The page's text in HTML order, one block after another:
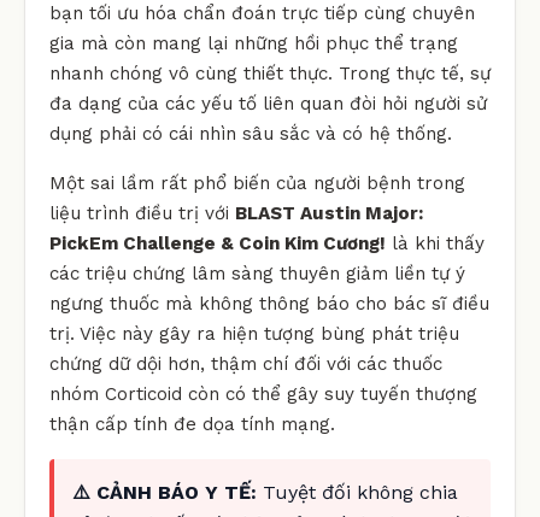
bạn tối ưu hóa chẩn đoán trực tiếp cùng chuyên
gia mà còn mang lại những hồi phục thể trạng
nhanh chóng vô cùng thiết thực. Trong thực tế, sự
đa dạng của các yếu tố liên quan đòi hỏi người sử
dụng phải có cái nhìn sâu sắc và có hệ thống.
Một sai lầm rất phổ biến của người bệnh trong
liệu trình điều trị với BLAST Austin Major:
PickEm Challenge & Coin Kim Cương! là khi thấy
các triệu chứng lâm sàng thuyên giảm liền tự ý
ngưng thuốc mà không thông báo cho bác sĩ điều
trị. Việc này gây ra hiện tượng bùng phát triệu
chứng dữ dội hơn, thậm chí đối với các thuốc
nhóm Corticoid còn có thể gây suy tuyến thượng
thận cấp tính đe dọa tính mạng.
⚠️ CẢNH BÁO Y TẾ: Tuyệt đối không chia